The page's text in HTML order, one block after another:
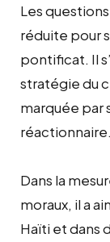
Les
réduite pour
pontificat. Il
stratégie du
marquée
réactionnaire.
Dans la
moraux, il a
Haïti et dans